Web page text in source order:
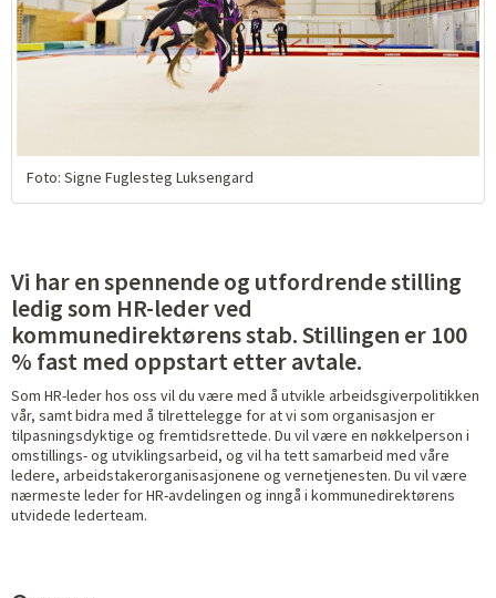
Foto: Signe Fuglesteg Luksengard
Vi har en spennende og utfordrende stilling
ledig som HR-leder ved
kommunedirektørens stab. Stillingen er 100
% fast med oppstart etter avtale.
Som HR-leder hos oss vil du være med å utvikle arbeidsgiverpolitikken
vår, samt bidra med å tilrettelegge for at vi som organisasjon er
tilpasningsdyktige og fremtidsrettede. Du vil være en nøkkelperson i
omstillings- og utviklingsarbeid, og vil ha tett samarbeid med våre
ledere, arbeidstakerorganisasjonene og vernetjenesten. Du vil være
nærmeste leder for HR-avdelingen og inngå i kommunedirektørens
utvidede lederteam.